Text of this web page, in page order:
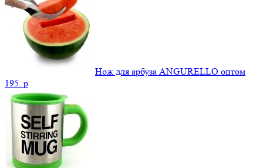
Нож для арбуза ANGURELLO оптом
195. p